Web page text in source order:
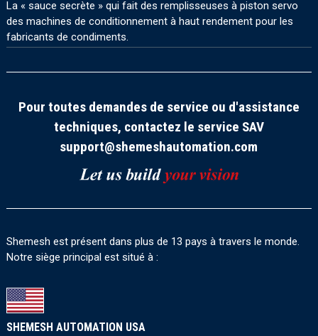
La « sauce secrète » qui fait des remplisseuses à piston servo
des machines de conditionnement à haut rendement pour les
fabricants de condiments.
Pour toutes demandes de service ou d'assistance
techniques, contactez le service SAV
support@shemeshautomation.com
Shemesh est présent dans plus de 13 pays à travers le monde.
Notre siège principal est situé à :
SHEMESH AUTOMATION USA